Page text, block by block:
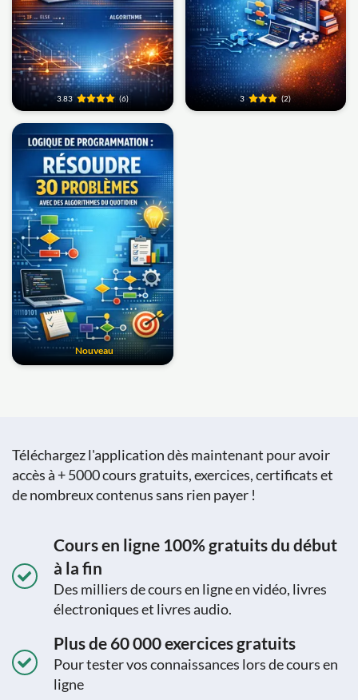
3.83 (6) 3 (2)
Nouveau
Téléchargez l'application dès maintenant pour avoir
accès à + 5000 cours gratuits, exercices, certificats et
de nombreux contenus sans rien payer !
Cours en ligne 100% gratuits du début
à la fin
Des milliers de cours en ligne en vidéo, livres
électroniques et livres audio.
Plus de 60 000 exercices gratuits
Pour tester vos connaissances lors de cours en
ligne